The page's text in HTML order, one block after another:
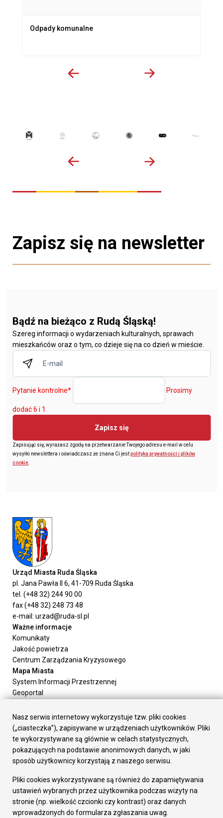
Odpady komunalne
Zapisz się na newsletter
Bądź na bieżąco z Rudą Śląską!
Szereg informacji o wydarzeniach kulturalnych, sprawach
mieszkańców oraz o tym, co dzieje się na co dzień w mieście.
Pytanie kontrolne* Prosimy
dodać 6 i 1.
Zapisz się
Zapisując się, wyrażasz zgodę na przetwarzanie Twojego adresu e-mail w celu
wysyłki newslettera i oświadczasz że znana Ci jestpolityka prywatności i plików
cookie.
Urząd Miasta Ruda Śląska
pl. Jana Pawła II 6, 41-709 Ruda Śląska
tel. (+48 32) 244 90 00
fax (+48 32) 248 73 48
e-mail: urzad@ruda-sl.pl
Ważne informacje
Komunikaty
Jakość powietrza
Centrum Zarządzania Kryzysowego
Mapa Miasta
System Informacji Przestrzennej
Geoportal
Załatw sprawę
Prezydent Miasta
Rada Miasta
Wydziały
Elektroniczna Skrzynka Podawcza
Gospodarka
Fundusze europejskie
Środki krajowe
Oferty inwestycyjne
Nasz serwis internetowy wykorzystuje tzw. pliki cookies
(„ciasteczka”), zapisywane w urządzeniach użytkowników. Pliki
te wykorzystywane są głównie w celach statystycznych,
pokazujących na podstawie anonimowych danych, w jaki
sposób użytkownicy korzystają z naszego serwisu.
Pliki cookies wykorzystywane są również do zapamiętywania
ustawień wybranych przez użytkownika podczas wizyty na
stronie (np. wielkość czcionki czy kontrast) oraz danych
wprowadzonych do formularza zgłaszania uwag.